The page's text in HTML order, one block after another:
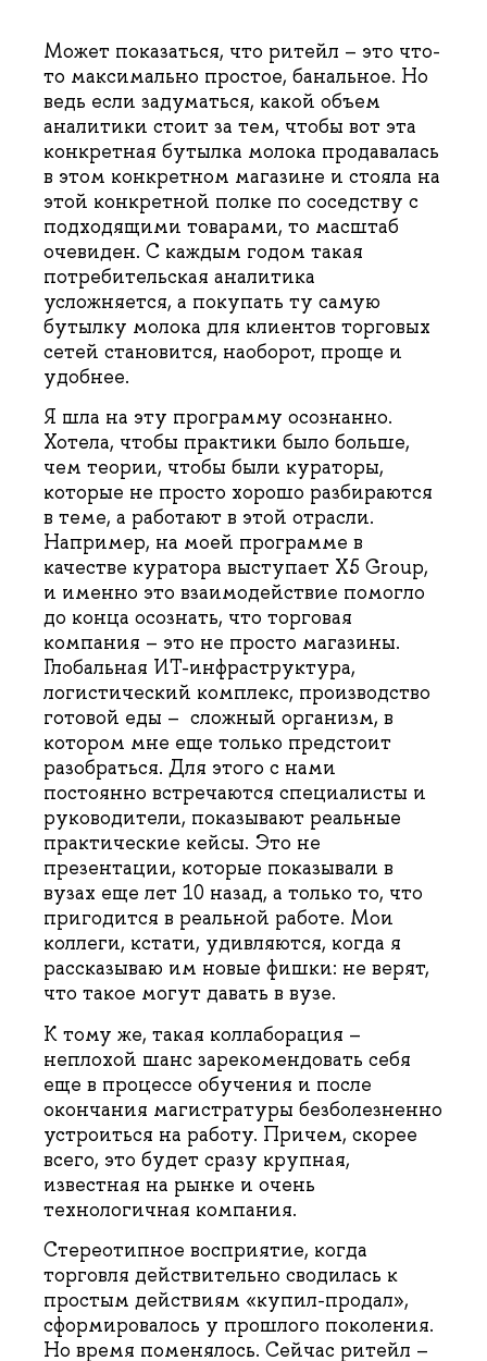
Может показаться, что ритейл – это что-
то максимально простое, банальное. Но
ведь если задуматься, какой объем
аналитики стоит за тем, чтобы вот эта
конкретная бутылка молока продавалась
в этом конкретном магазине и стояла на
этой конкретной полке по соседству с
подходящими товарами, то масштаб
очевиден. С каждым годом такая
потребительская аналитика
усложняется, а покупать ту самую
бутылку молока для клиентов торговых
сетей становится, наоборот, проще и
удобнее.
Я шла на эту программу осознанно.
Хотела, чтобы практики было больше,
чем теории, чтобы были кураторы,
которые не просто хорошо разбираются
в теме, а работают в этой отрасли.
Например, на моей программе в
качестве куратора выступает X5 Group,
и именно это взаимодействие помогло
до конца осознать, что торговая
компания – это не просто магазины.
Глобальная ИТ-инфраструктура,
логистический комплекс, производство
готовой еды – сложный организм, в
котором мне еще только предстоит
разобраться. Для этого с нами
постоянно встречаются специалисты и
руководители, показывают реальные
практические кейсы. Это не
презентации, которые показывали в
вузах еще лет 10 назад, а только то, что
пригодится в реальной работе. Мои
коллеги, кстати, удивляются, когда я
рассказываю им новые фишки: не верят,
что такое могут давать в вузе.
К тому же, такая коллаборация –
неплохой шанс зарекомендовать себя
еще в процессе обучения и после
окончания магистратуры безболезненно
устроиться на работу. Причем, скорее
всего, это будет сразу крупная,
известная на рынке и очень
технологичная компания.
Стереотипное восприятие, когда
торговля действительно сводилась к
простым действиям «купил-продал»,
сформировалось у прошлого поколения.
Но время поменялось. Сейчас ритейл –